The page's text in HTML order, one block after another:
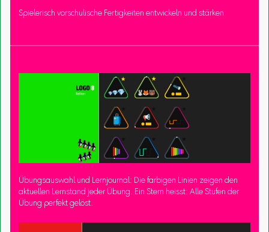
Spielerisch vorschulische Fertigkeiten entwickeln und stärken
Übungsauswahl und Lernjournal: Die farbigen Linien zeigen den
aktuellen Lernstand jeder Übung. Ein Stern heisst: Alle Stufen der
Übung perfekt gelöst.